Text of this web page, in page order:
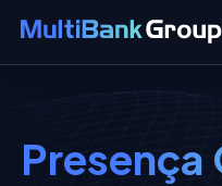
Presença